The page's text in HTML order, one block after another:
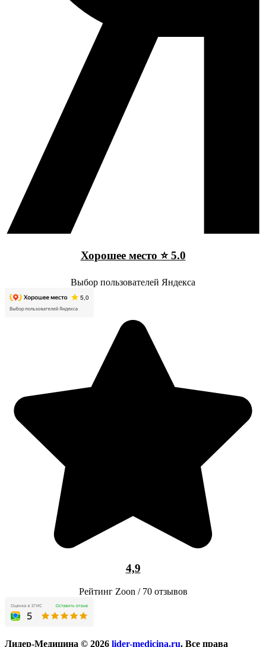
Хорошее место ⭐ 5.0
Выбор пользователей Яндекса
4,9
Рейтинг Zoon / 70 отзывов
Лидер-Медицина © 2026 lider-medicina.ru. Все права